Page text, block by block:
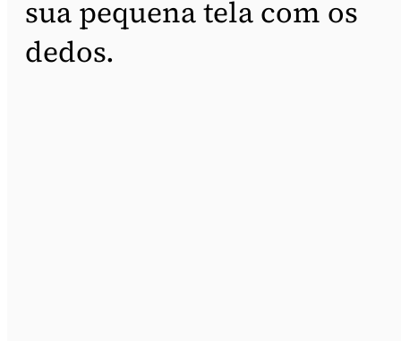
sua pequena tela com os
dedos.